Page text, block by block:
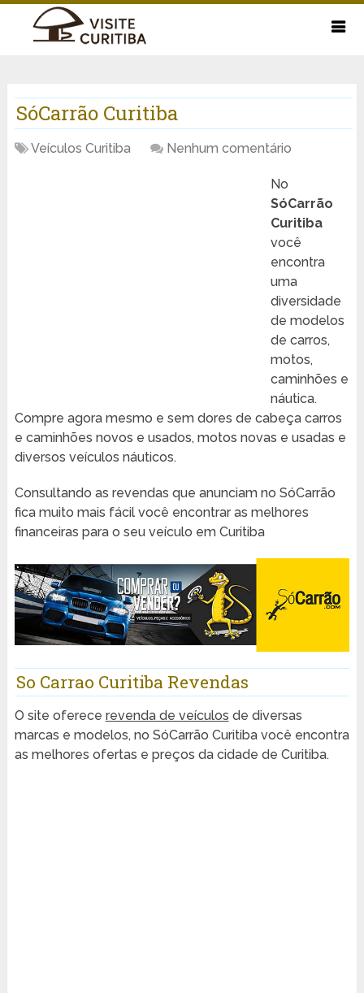
SóCarrão Curitiba
Veículos Curitiba Nenhum comentário
No
SóCarrão
Curitiba
você
encontra
uma
diversidade
de modelos
de carros,
motos,
caminhões e
náutica.
Compre agora mesmo e sem dores de cabeça carros
e caminhões novos e usados, motos novas e usadas e
diversos veículos náuticos.
Consultando as revendas que anunciam no SóCarrão
fica muito mais fácil você encontrar as melhores
financeiras para o seu veículo em Curitiba
So Carrao Curitiba Revendas
O site oferece revenda de veículos de diversas
marcas e modelos, no SóCarrão Curitiba você encontra
as melhores ofertas e preços da cidade de Curitiba.